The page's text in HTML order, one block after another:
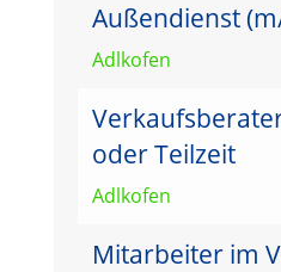
Außendienst
Adlkofen
oder Teilzeit
Adlkofen
Mitarbeiter im